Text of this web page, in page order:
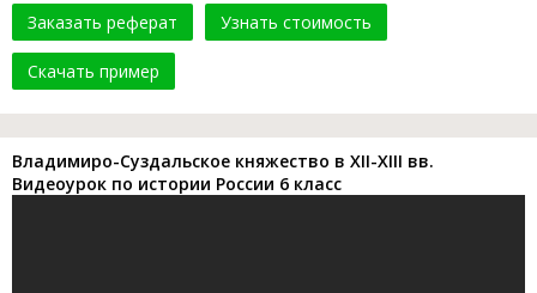
Заказать реферат Узнать стоимость
Скачать пример
Владимиро-Суздальское княжество в XII-XIII вв.
Видеоурок по истории России 6 класс